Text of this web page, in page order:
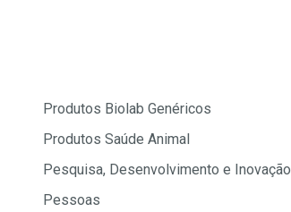
Produtos Biolab Genéricos
Produtos Saúde Animal
Pesquisa, Desenvolvimento e Inovação
Pessoas